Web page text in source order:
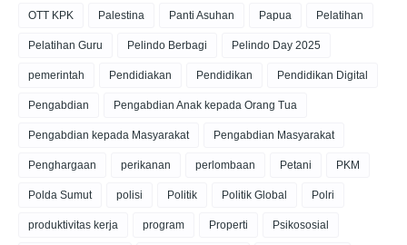
OTT KPK Palestina Panti Asuhan Papua Pelatihan
Pelatihan Guru Pelindo Berbagi Pelindo Day 2025
pemerintah Pendidiakan Pendidikan Pendidikan Digital
Pengabdian Pengabdian Anak kepada Orang Tua
Pengabdian kepada Masyarakat Pengabdian Masyarakat
Penghargaan perikanan perlombaan Petani PKM
Polda Sumut polisi Politik Politik Global Polri
produktivitas kerja program Properti Psikososial